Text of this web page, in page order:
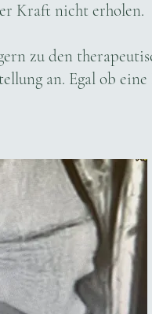
Kraft nicht erholen.
zu den
an. Egal ob